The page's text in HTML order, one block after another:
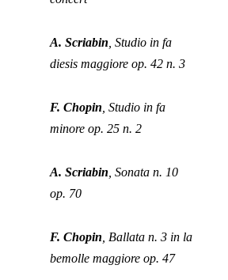
A. Scriabin , Studio in fa
diesis maggiore op. 42 n. 3
F. Chopin , Studio in fa
minore op. 25 n. 2
A. Scriabin , Sonata n. 10
op. 70
F. Chopin , Ballata n. 3 in la
bemolle maggiore op. 47